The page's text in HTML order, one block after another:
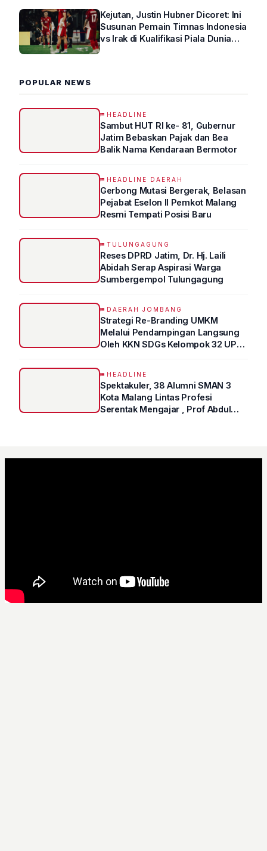
Kejutan, Justin Hubner Dicoret: Ini
Susunan Pemain Timnas Indonesia
vs Irak di Kualifikasi Piala Dunia
POPULAR NEWS
HEADLINE
Sambut HUT RI ke- 81, Gubernur
Jatim Bebaskan Pajak dan Bea
Balik Nama Kendaraan Bermotor
HEADLINE DAERAH
Gerbong Mutasi Bergerak, Belasan
Pejabat Eselon II Pemkot Malang
Resmi Tempati Posisi Baru
TULUNGAGUNG
Reses DPRD Jatim, Dr. Hj. Laili
Abidah Serap Aspirasi Warga
Sumbergempol Tulungagung
DAERAH JOMBANG
Strategi Re-Branding UMKM
Melalui Pendampingan Langsung
Oleh KKN SDGs Kelompok 32 UPN
HEADLINE
Spektakuler, 38 Alumni SMAN 3
Kota Malang Lintas Profesi
Serentak Mengajar , Prof Abdul